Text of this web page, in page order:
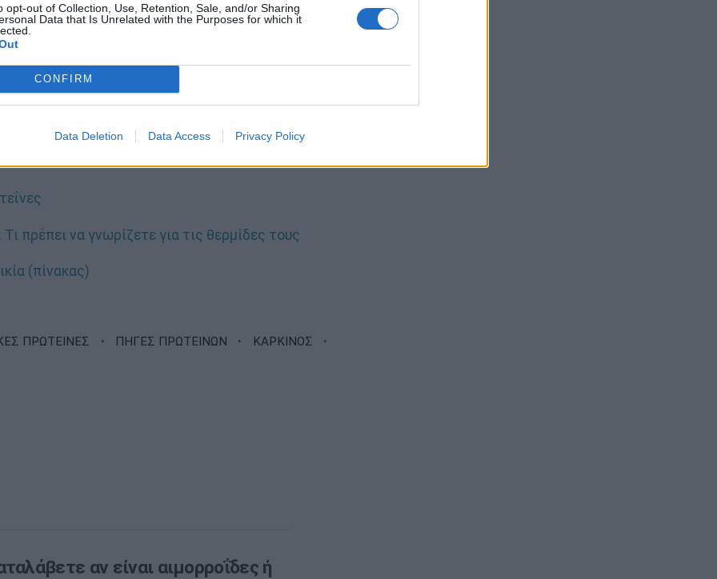
opt-out of Collection, Use, Retention, Sale, and/or Sharing
Data that Is Unrelated with the Purposes for which it
CONFIRM
Data Deletion Data Access Privacy Policy
πρωτεΐνης την ημέρα.
παρέχει 43 γραμμάρια πρωτεΐνης. Εάν
γεύματα της ημέρας (μεσημεριανό και βραδινό),
ημερήσιο συνιστώμενο όριο πρόσληψης
πρέπει να γνωρίζετε για τις θερμίδες τους
(πίνακας)
ΠΡΩΤΕΙΝΕΣ · ΠΗΓΕΣ ΠΡΩΤΕΙΝΩΝ · ΚΑΡΚΙΝΟΣ ·
αν είναι αιμορροΐδες ή